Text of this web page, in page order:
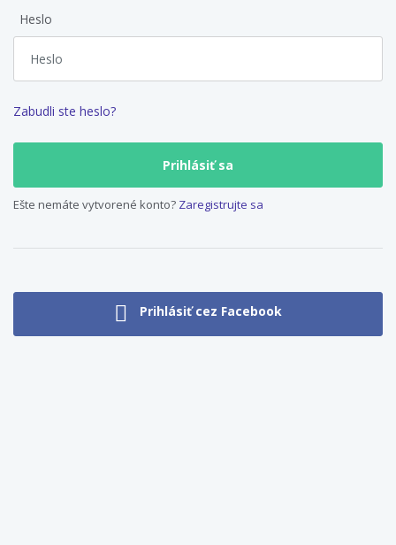
Heslo
Zabudli ste heslo?
Ešte nemáte vytvorené konto? Zaregistrujte sa
Prihlásiť cez Facebook